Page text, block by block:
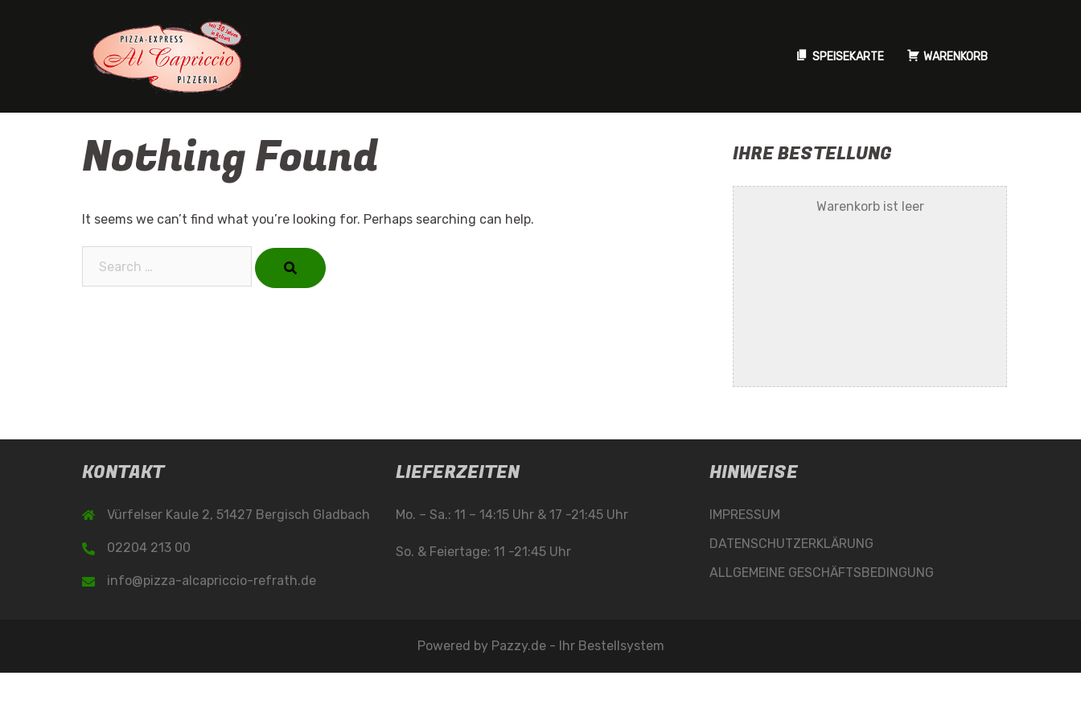
SPEISEKARTE WARENKORB
Nothing Found
It seems we can’t find what you’re looking for. Perhaps searching can help.
IHRE BESTELLUNG
Warenkorb ist leer
KONTAKT
Vürfelser Kaule 2, 51427 Bergisch Gladbach
02204 213 00
info@pizza-alcapriccio-refrath.de
LIEFERZEITEN
Mo. – Sa.: 11 – 14:15 Uhr & 17 -21:45 Uhr
So. & Feiertage: 11 -21:45 Uhr
HINWEISE
IMPRESSUM
DATENSCHUTZERKLÄRUNG
ALLGEMEINE GESCHÄFTSBEDINGUNG
Powered by Pazzy.de - Ihr Bestellsystem